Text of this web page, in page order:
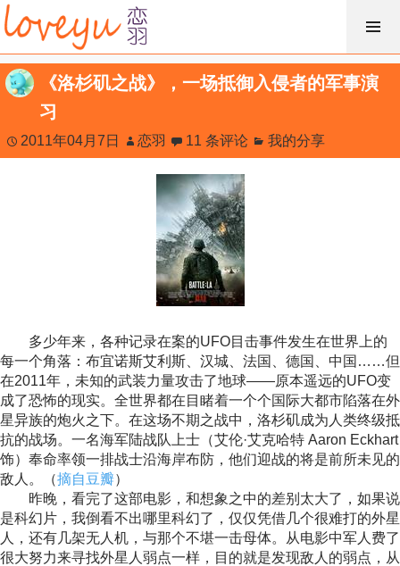
跳
过
内
容
《洛杉矶之战》，一场抵御入侵者的军事演
习
2011年04月7日 恋羽 11 条评论 我的分享
多少年来，各种记录在案的UFO目击事件发生在世界上的
每一个角落：布宜诺斯艾利斯、汉城、法国、德国、中国……但
在2011年，未知的武装力量攻击了地球——原本遥远的UFO变
成了恐怖的现实。全世界都在目睹着一个个国际大都市陷落在外
星异族的炮火之下。在这场不期之战中，洛杉矶成为人类终级抵
抗的战场。一名海军陆战队上士（艾伦·艾克哈特 Aaron Eckhart
饰）奉命率领一排战士沿海岸布防，他们迎战的将是前所未见的
敌人。（摘自豆瓣）
昨晚，看完了这部电影，和想象之中的差别太大了，如果说
是科幻片，我倒看不出哪里科幻了，仅仅凭借几个很难打的外星
人，还有几架无人机，与那个不堪一击母体。从电影中军人费了
很大努力来寻找外星人弱点一样，目的就是发现敌人的弱点，从